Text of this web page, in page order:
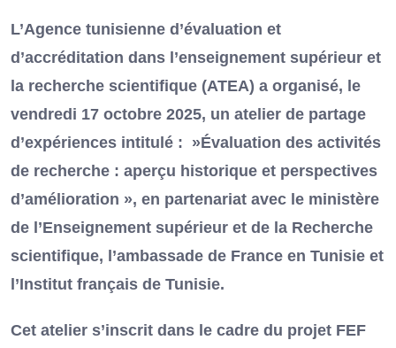
L’Agence tunisienne d’évaluation et
d’accréditation dans l’enseignement supérieur et
la recherche scientifique (ATEA) a organisé, le
vendredi 17 octobre 2025, un atelier de partage
d’expériences intitulé : »Évaluation des activités
de recherche : aperçu historique et perspectives
d’amélioration », en partenariat avec le ministère
de l’Enseignement supérieur et de la Recherche
scientifique, l’ambassade de France en Tunisie et
l’Institut français de Tunisie.
Cet atelier s’inscrit dans le cadre du projet FEF